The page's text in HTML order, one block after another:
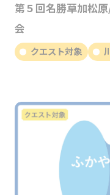
第５回名勝草加松
会
クエスト対象